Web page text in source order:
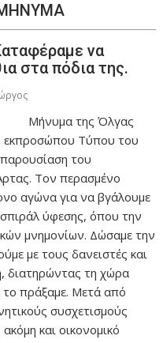
να
στα πόδια της.
Μήνυμα της Όλγας
εκπροσώπου Τύπου του
του
Τον περασμένο
αγώνα για να βγάλουμε
ύφεσης, όπου την
μνημονίων. Δώσαμε την
με τους δανειστές και
διατηρώντας τη χώρα
πράξαμε. Μετά από
συσχετισμούς
και οικονομικό